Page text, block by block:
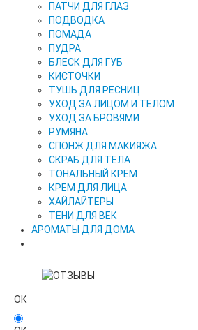
ПАТЧИ ДЛЯ ГЛАЗ
ПОДВОДКА
ПОМАДА
ПУДРА
БЛЕСК ДЛЯ ГУБ
КИСТОЧКИ
ТУШЬ ДЛЯ РЕСНИЦ
УХОД ЗА ЛИЦОМ И ТЕЛОМ
УХОД ЗА БРОВЯМИ
РУМЯНА
СПОНЖ ДЛЯ МАКИЯЖА
СКРАБ ДЛЯ ТЕЛА
ТОНАЛЬНЫЙ КРЕМ
КРЕМ ДЛЯ ЛИЦА
ХАЙЛАЙТЕРЫ
ТЕНИ ДЛЯ ВЕК
АРОМАТЫ ДЛЯ ДОМА
ОК